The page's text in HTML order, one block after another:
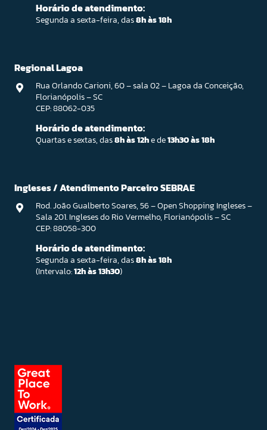
Horário de atendimento:
Segunda a sexta-feira, das8h às 18h
Regional Lagoa
Rua Orlando Carioni, 60 – sala 02 – Lagoa da Conceição,
Florianópolis – SC
CEP: 88062-035
Horário de atendimento:
Quartas e sextas, das8h às 12he de13h30 às 18h
Ingleses / Atendimento Parceiro SEBRAE
Rod. João Gualberto Soares, 56 – Open Shopping Ingleses –
Sala 201. Ingleses do Rio Vermelho, Florianópolis – SC
CEP: 88058-300
Horário de atendimento:
Segunda a sexta-feira, das8h às 18h
(Intervalo:12h às 13h30)